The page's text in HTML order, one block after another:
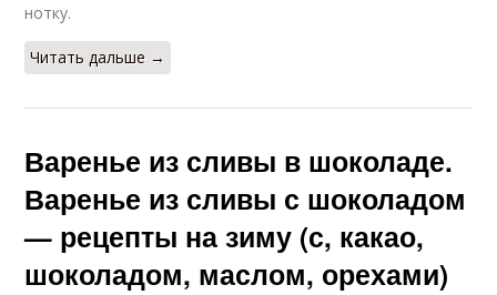
нотку.
Читать дальше →
Варенье из сливы в шоколаде.
Варенье из сливы с шоколадом
— рецепты на зиму (с, какао,
шоколадом, маслом, орехами)